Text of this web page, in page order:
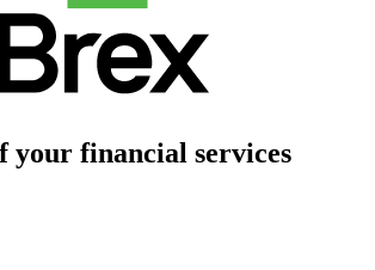
your financial services